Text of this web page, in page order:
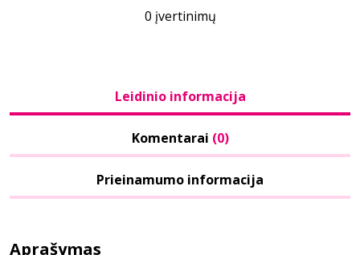
0 įvertinimų
Leidinio informacija
Komentarai (0)
Prieinamumo informacija
Aprašymas